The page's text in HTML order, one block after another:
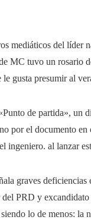
mediáticos del líder
MC tuvo un rosario
gusta presumir al
de partida», un
por el documento
ingeniero. al lanzar
graves
PRD y
lo de menos: la